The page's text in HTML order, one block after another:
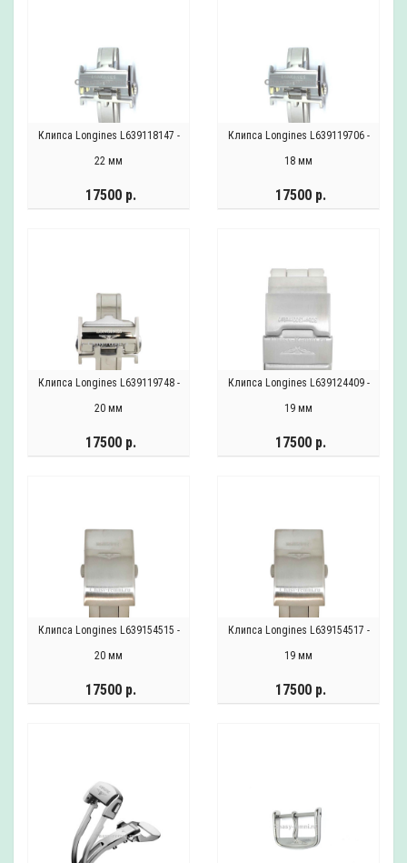
Клипса Longines L639118147 -
22 мм
17500 р.
Клипса Longines L639119706 -
18 мм
17500 р.
Клипса Longines L639119748 -
20 мм
17500 р.
Клипса Longines L639124409 -
19 мм
17500 р.
Клипса Longines L639154515 -
20 мм
17500 р.
Клипса Longines L639154517 -
19 мм
17500 р.